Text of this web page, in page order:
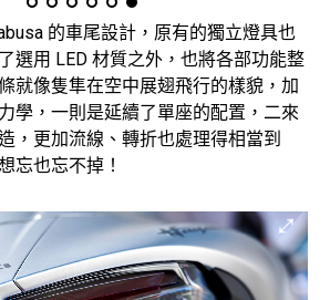
的車尾設計，原有的獨立燈具也
選用 LED 材質之外，也將各部功能整
就像隻隼在空中展翅飛行的樣貌，加
學，一則是延續了單座的配置，二來
，更加流線、轉折也處理得相當到
忘也忘不掉！